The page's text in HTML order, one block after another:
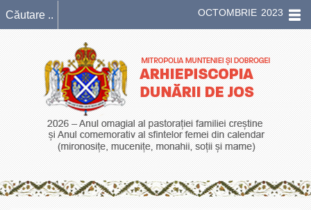
OCTOMBRIE 2023